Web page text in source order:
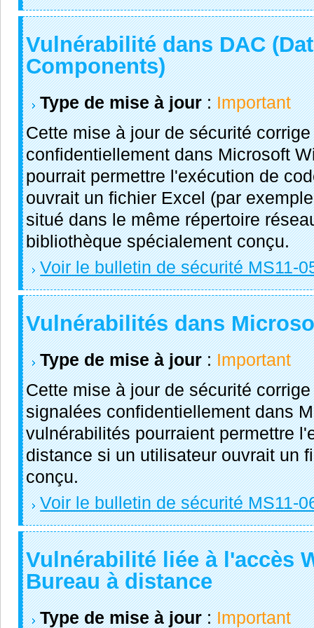
Vulnérabilité dans DAC
Components)
Type de mise à jour:Important
Cette mise à jour de sécurité
confidentiellement dans Microsoft
pourrait permettre l'exécution de
ouvrait un fichier Excel (par
situé dans le même répertoire
bibliothèque spécialement conçu.
Voir le bulletin de sécurité MS11-
Vulnérabilités dans
Type de mise à jour:Important
Cette mise à jour de sécurité
signalées confidentiellement dans
vulnérabilités pourraient permettre
distance si un utilisateur ouvrait un
conçu.
Voir le bulletin de sécurité MS11-
Vulnérabilité liée à l'accès
Bureau à distance
Type de mise à jour:Important